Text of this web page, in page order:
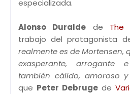
especializada.
Alonso Duralde de The
trabajo del protagonista
realmente es de Mortensen,
exasperante, arrogante
también cálido, amoroso
que Peter Debruge de